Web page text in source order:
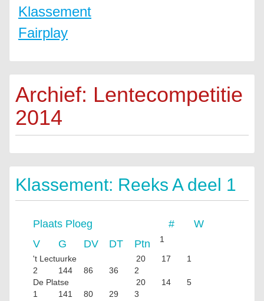
Klassement
Fairplay
Archief: Lentecompetitie
2014
Klassement: Reeks A deel 1
Plaats Ploeg #
W
V
G DV DT Ptn 1
't Lectuurke 20 17
1
2
144 86 36
2
De Platse
20 14
5
1
141 80 29 3